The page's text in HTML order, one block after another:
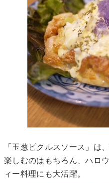
「玉葱ピクルスソース」は
楽しむのはもちろん、ハロ
ィー料理にも大活躍。